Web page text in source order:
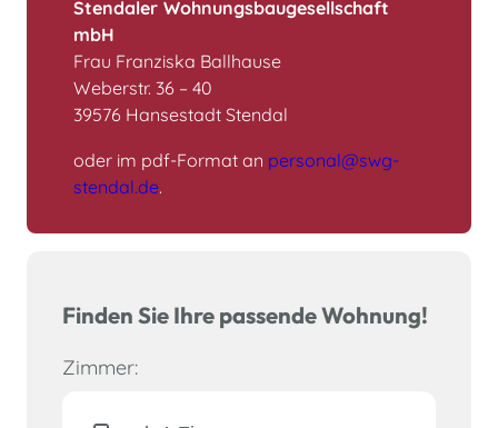
Finden Sie Ihre passende Wohnung!
Zimmer:
Stendaler Wohnungsbaugesellschaft
mbH
Frau Franziska Ballhause
Weberstr. 36 – 40
39576 Hansestadt Stendal
oder im pdf-Format an personal@swg-
stendal.de.